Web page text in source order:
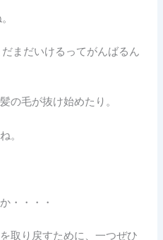
。
まだいけるってがんばるん
の毛が抜け始めたり。
ね。
・・・・
取り戻すために、一つぜひ